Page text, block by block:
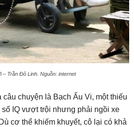
– Trần Đô Linh. Nguồn: internet
câu chuyện là Bạch Ấu Vi, một thiếu
IQ vượt trội nhưng phải ngồi xe
cơ thể khiếm khuyết, cô lại có khả